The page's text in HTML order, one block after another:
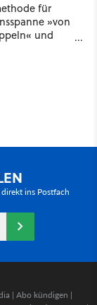
für
»von
und
ins Postfach
| Abo kündigen |